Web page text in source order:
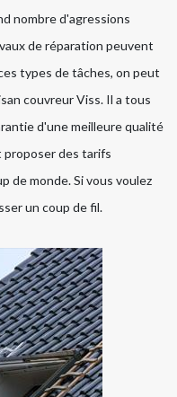
nombre d'agressions
de réparation peuvent
types de tâches, on peut
couvreur Viss. Il a tous
d'une meilleure qualité
proposer des tarifs
de monde. Si vous voulez
un coup de fil.